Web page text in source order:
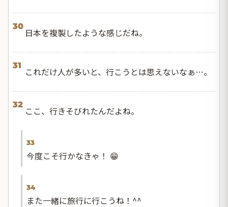
30
日本を複製したような感じだね。
31
これだけ人が多いと、行こうとは思えないなぁ…。
32
ここ、行きそびれたんだよね。
33
今度こそ行かなきゃ！ 😁
34
また一緒に旅行に行こうね！^^